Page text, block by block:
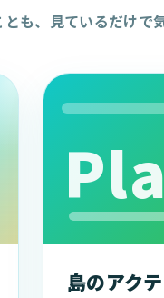
も、見ているだけで
島のアク